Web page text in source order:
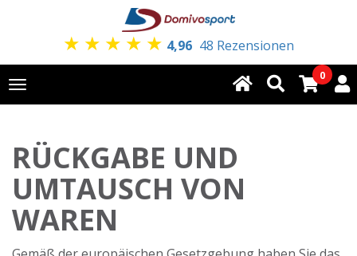
★ ★ ★ ★ ★ 4,96 48 Rezensionen
Toggle
navigation
0
RÜCKGABE UND
UMTAUSCH VON
WAREN